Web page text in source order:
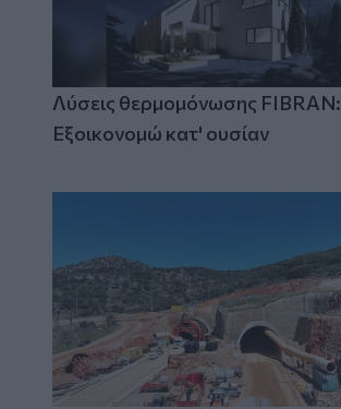
Λύσεις θερμομόνωσης FIBRAN:
Εξοικονομώ κατ' ουσίαν